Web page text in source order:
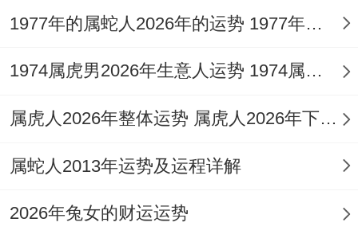
有望在今年找到突破的关键锁钥。
但需铭记，「太阳」亦标记着持续的精力输
处于高压状态。
若不能善加调节，劳逸失衡，便可能为 「病
1977年的属蛇人2026年的运势 1977年的属蛇女人的命
1974属虎男2026年生意人运势 1974属虎男2026年每月运势及运程
属虎人2026年整体运势 属虎人2026年下半年运势及运程男
属蛇人2013年运势及运程详解
2026年兔女的财运运势